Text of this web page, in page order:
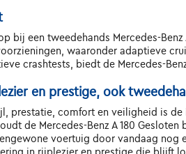
bij een tweedehands Mercedes-
waaronder adaptieve
crashtests, biedt de Mercedes-
en prestige, ook
prestatie, comfort en veiligheid is de
de Mercedes-Benz A 180
voertuig door vandaag nog